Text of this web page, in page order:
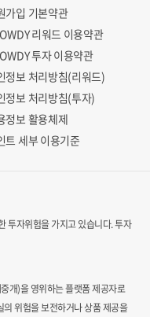
가입 기본약관
리워드 이용약관
투자 이용약관
정보 처리방침(리워드)
정보 처리방침(투자)
정보 활용체제
트 세부 이용기준
투자위험을 가지고 있습니다.투자
개)을 영위하는 플랫폼 제공자로
위험을 보전하거나 상품 제공을